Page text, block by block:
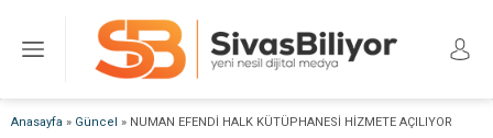
Anasayfa » Güncel » NUMAN EFENDİ HALK KÜTÜPHANESİ HİZMETE AÇILIYOR